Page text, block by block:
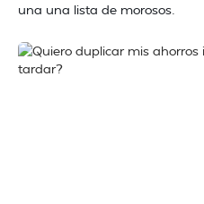
una una lista de morosos.